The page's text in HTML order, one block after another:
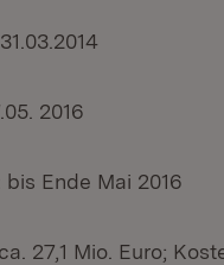
2016
Ende Mai 2016
27,1 Mio. Euro;